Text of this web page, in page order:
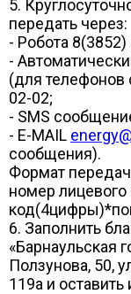
5.
передать через:
- Робота
-
(для телефонов
02-02;
- SMS
- E-MAIL
сообщения).
Формат
номер
6. Заполнить
«Барнаульская
Ползунова, 50,
119а и